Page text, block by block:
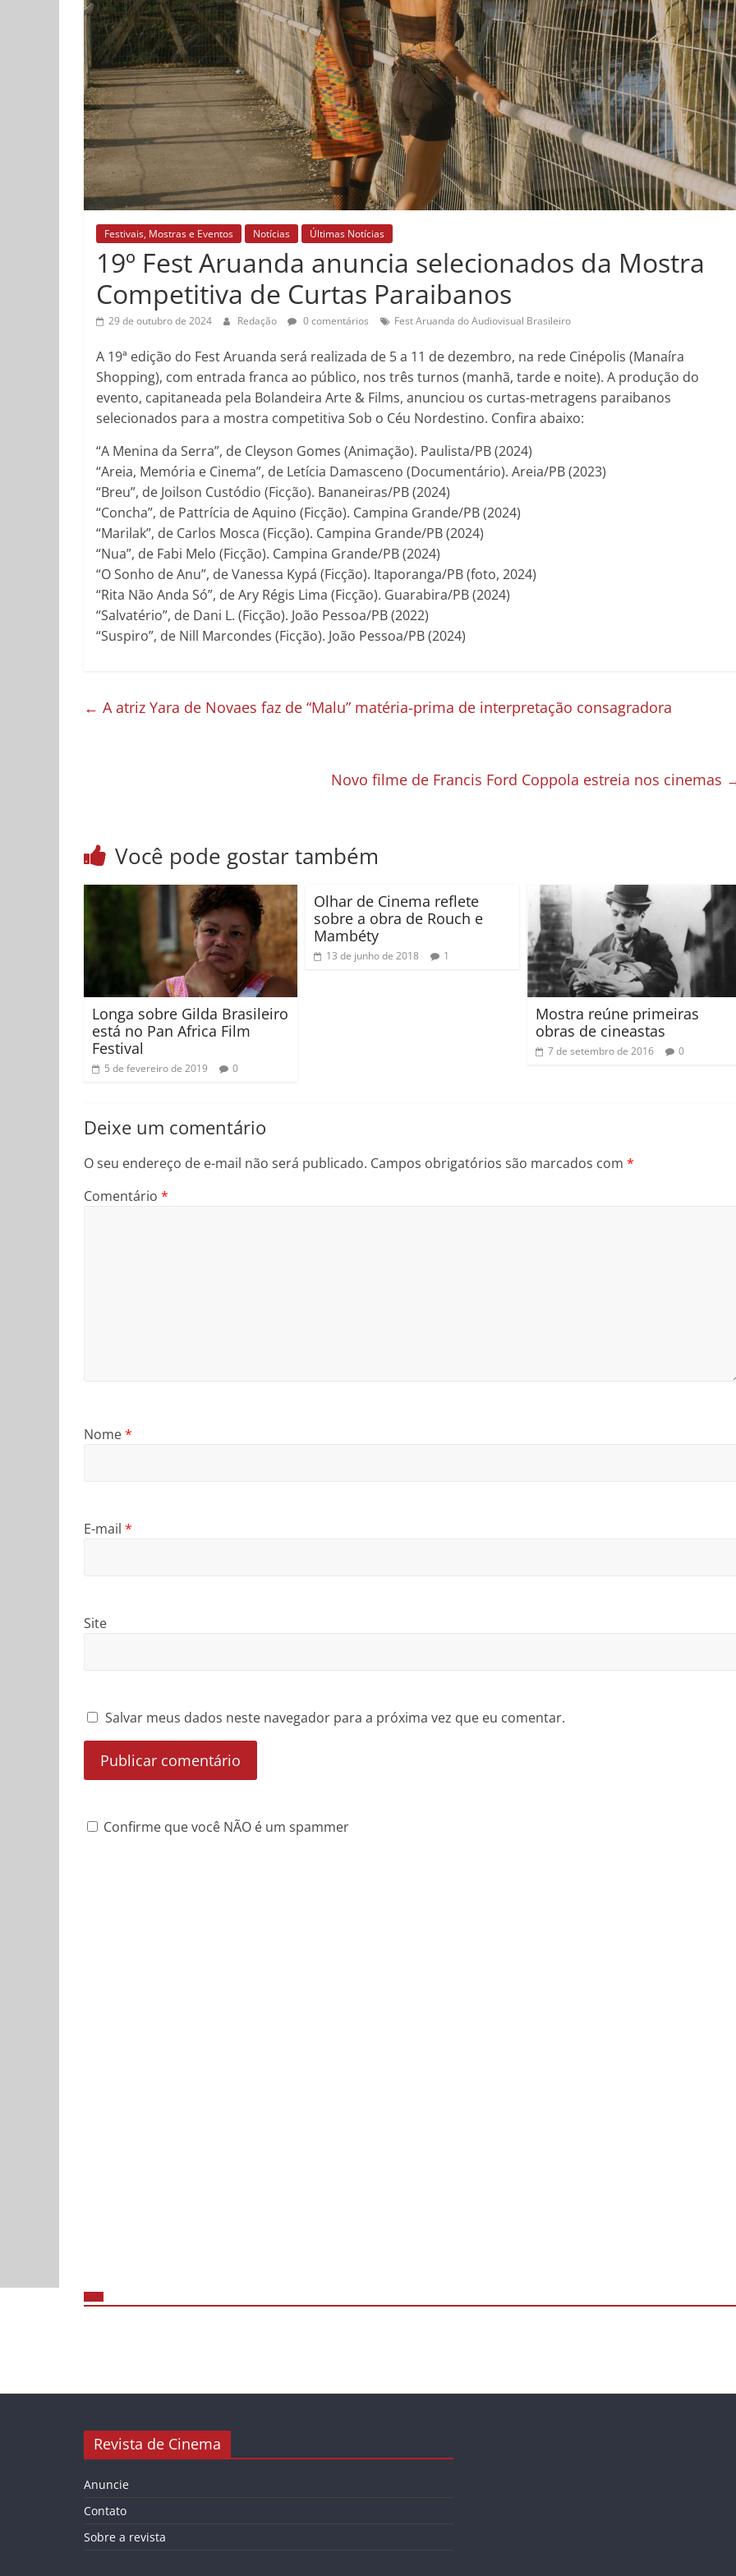
Festivais, Mostras e Eventos Notícias Últimas Notícias
19º Fest Aruanda anuncia selecionados da Mostra
Competitiva de Curtas Paraibanos
29 de outubro de 2024 Redação 0 comentários Fest Aruanda do Audiovisual Brasileiro
A 19ª edição do Fest Aruanda será realizada de 5 a 11 de dezembro, na rede Cinépolis (Manaíra
Shopping), com entrada franca ao público, nos três turnos (manhã, tarde e noite). A produção do
evento, capitaneada pela Bolandeira Arte & Films, anunciou os curtas-metragens paraibanos
selecionados para a mostra competitiva Sob o Céu Nordestino. Confira abaixo:
“A Menina da Serra”, de Cleyson Gomes (Animação). Paulista/PB (2024)
“Areia, Memória e Cinema”, de Letícia Damasceno (Documentário). Areia/PB (2023)
“Breu”, de Joilson Custódio (Ficção). Bananeiras/PB (2024)
“Concha”, de Pattrícia de Aquino (Ficção). Campina Grande/PB (2024)
“Marilak”, de Carlos Mosca (Ficção). Campina Grande/PB (2024)
“Nua”, de Fabi Melo (Ficção). Campina Grande/PB (2024)
“O Sonho de Anu”, de Vanessa Kypá (Ficção). Itaporanga/PB (foto, 2024)
“Rita Não Anda Só”, de Ary Régis Lima (Ficção). Guarabira/PB (2024)
“Salvatério”, de Dani L. (Ficção). João Pessoa/PB (2022)
“Suspiro”, de Nill Marcondes (Ficção). João Pessoa/PB (2024)
← A atriz Yara de Novaes faz de “Malu” matéria-prima de interpretação consagradora
Novo filme de Francis Ford Coppola estreia nos cinemas
Você pode gostar também
Longa sobre Gilda Brasileiro
está no Pan Africa Film
Festival
5 de fevereiro de 2019 0
Olhar de Cinema reflete
sobre a obra de Rouch e
Mambéty
13 de junho de 2018 1
Mostra reúne primeiras
obras de cineastas
7 de setembro de 2016 0
Deixe um comentário
O seu endereço de e-mail não será publicado. Campos obrigatórios são marcados com *
Comentário *
Nome*
E-mail *
Site
Salvar meus dados neste navegador para a próxima vez que eu comentar.
Confirme que você NÃO é um spammer
Revista de Cinema
Anuncie
Contato
Sobre a revista